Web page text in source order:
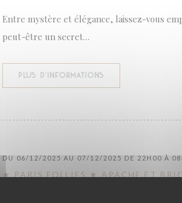
Entre mystère et élégance, laissez-vous
peut-être un secret…
PLUS D'INFORMATIONS
DU 06/12/2025 AU 07/12/2025 DE 22H00 À
★ PARIS FOLLIES ★ APACHE ET